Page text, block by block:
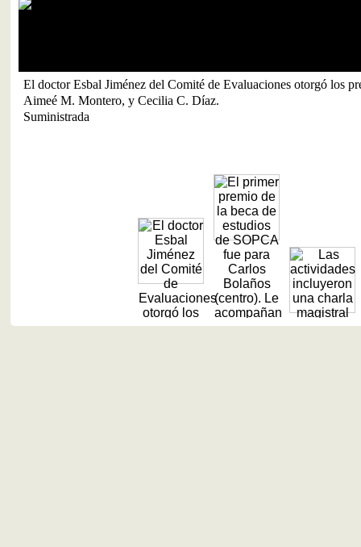
El doctor Esbal Jiménez del Comité de Evaluaciones otorgó los
Aimeé M. Montero, y Cecilia C. Díaz.
Suministrada